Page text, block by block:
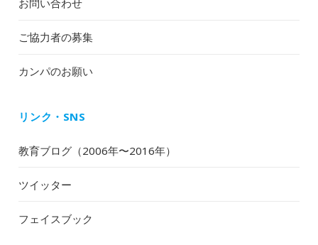
お問い合わせ
ご協力者の募集
カンパのお願い
リンク・SNS
教育ブログ（2006年〜2016年）
ツイッター
フェイスブック